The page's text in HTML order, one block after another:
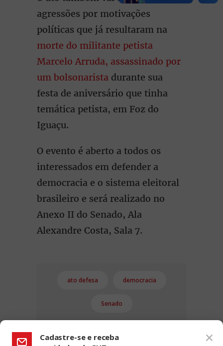
agressões por motivações
políticas que já resultaram na
morte do militante petista
Marcelo Arruda, assassinado por
um bolsonarista durante sua
festa de aniversário que tinha
temática petista, em Foz do
Iguaçu.
O evento é aberto a todos os
interessados em defender a
democracia e o sistema eleitoral
brasileiro e será realizado no
Anexo II do Senado, Ala
Alexandre Costa, Sala 7.
ato defesa democracia
Senado
Cadastre-se e receba